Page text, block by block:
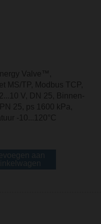
Valve™,
MS/TP, Modbus TCP,
V, DN 25, Binnen-
25, ps 1600 kPa,
-10...120°C